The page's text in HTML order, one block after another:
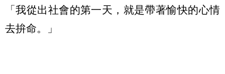
「我從出社會的第一天，就是帶著愉快的心情
去拚命。」